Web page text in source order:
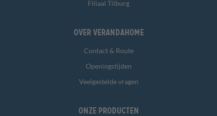
Filiaal Tilburg
Over Verandahome
Contact & Route
Openingstijden
Veelgestelde vragen
Onze producten